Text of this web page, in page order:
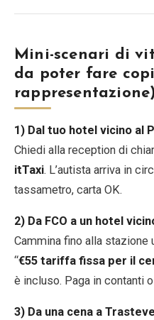
Mini-scenari di
da poter fare
rappresentazione)
1) Dal tuo hotel vicino al
Chiedi alla reception di
itTaxi. L’autista arriva in
tassametro, carta OK.
2) Da FCO a un hotel
Cammina fino alla stazione
“€55 tariffa fissa per il
è incluso. Paga in contanti
3) Da una cena a